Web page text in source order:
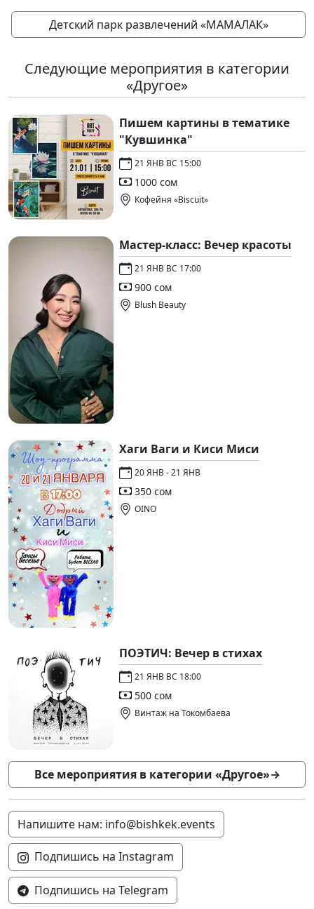
Детский парк развлечений «МАМАЛАК»
Следующие мероприятия в категории
«Другое»
Пишем картины в тематике
"Кувшинка"
21 ЯНВ ВС 15:00
1000 сом
Кофейня «Biscuit»
Мастер-класс: Вечер красоты
21 ЯНВ ВС 17:00
900 сом
Blush Beauty
Хаги Ваги и Киси Миси
20 ЯНВ - 21 ЯНВ
350 сом
OINO
ПОЭТИЧ: Вечер в стихах
21 ЯНВ ВС 18:00
500 сом
Винтаж на Токомбаева
Все мероприятия в категории «Другое»→
Напишите нам: info@bishkek.events
Подпишись на Instagram
Подпишись на Telegram